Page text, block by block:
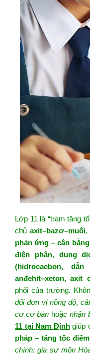
Lớp 11 là “trạm tăng
chủ axit–bazơ–muối,
phản ứng – cân
điện phân, dung
(hidrocacbon,
anđehit–xeton, axit
phối của trường.
đổi đơn vị nồng độ,
cơ cơ bảnhoặc nhận
11 tại Nam Địnhgiúp
pháp – tăng tốc
chính: gia sư môn